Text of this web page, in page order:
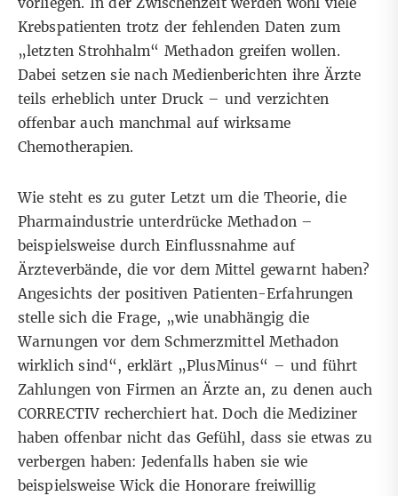
Krebspatienten trotz der fehlenden Daten zum
„letzten Strohhalm“ Methadon greifen wollen.
Dabei setzen sie nach Medienberichten ihre Ärzte
teils erheblich unter Druck – und verzichten
offenbar auch manchmal auf wirksame
Chemotherapien.
Wie steht es zu guter Letzt um die Theorie, die
Pharmaindustrie unterdrücke Methadon –
beispielsweise durch Einflussnahme auf
Ärzteverbände, die vor dem Mittel gewarnt haben?
Angesichts der positiven Patienten-Erfahrungen
stelle sich die Frage, „wie unabhängig die
Warnungen vor dem Schmerzmittel Methadon
wirklich sind“, erklärt „PlusMinus“ – und führt
Zahlungen von Firmen an Ärzte an, zu denen auch
CORRECTIV recherchiert hat. Doch die Mediziner
haben offenbar nicht das Gefühl, dass sie etwas zu
verbergen haben: Jedenfalls haben sie wie
beispielsweise Wickdie Honorare freiwillig